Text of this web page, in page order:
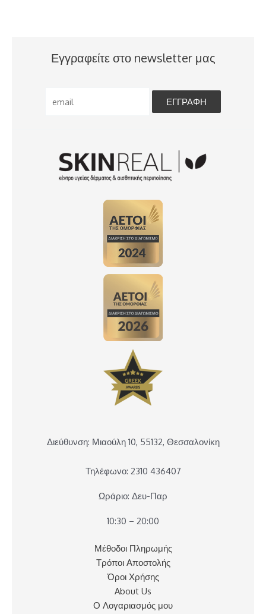
Εγγραφείτε στο newsletter μας
Διεύθυνση: Μιαούλη 10, 55132, Θεσσαλονίκη
Τηλέφωνο: 2310 436407
Ωράριο: Δευ-Παρ
10:30 – 20:00
Μέθοδοι Πληρωμής
Τρόποι Αποστολής
Όροι Χρήσης
About Us
Ο Λογαριασμός μου